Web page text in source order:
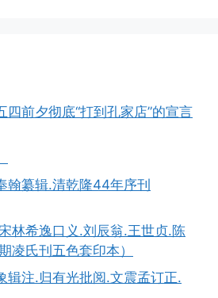
四前夕彻底“打到孔家店”的宣言
翰纂辑.清乾隆44年序刊
林希逸口义.刘辰翁.王世贞.陈
凌氏刊五色套印本）
辑注.归有光批阅.文震孟订正.